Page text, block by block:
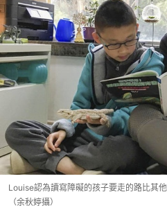
Louise認為讀寫障礙的孩子要走的路比其
（余秋婷攝）